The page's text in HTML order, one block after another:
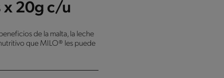
x 20g c/u
de la malta, la leche
que MILO® les puede